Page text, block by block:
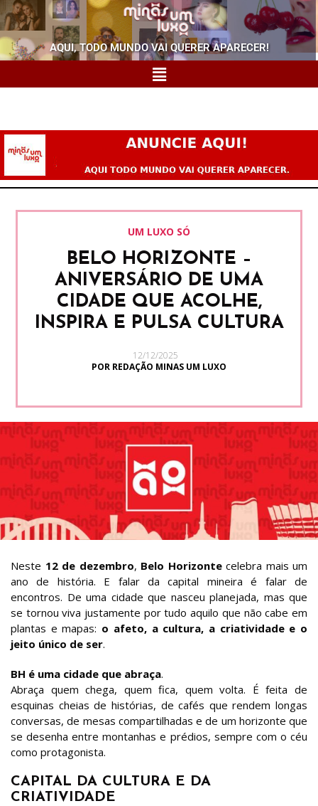
AQUI, TODO MUNDO VAI QUERER APARECER!
UM LUXO SÓ
BELO HORIZONTE –
ANIVERSÁRIO DE UMA
CIDADE QUE ACOLHE,
INSPIRA E PULSA CULTURA
12/12/2025
POR REDAÇÃO MINAS UM LUXO
Neste 12 de dezembro, Belo Horizontecelebra mais um
ano de história. E falar da capital mineira é falar de
encontros. De uma cidade que nasceu planejada, mas que
se tornou viva justamente por tudo aquilo que não cabe em
plantas e mapas: o afeto, a cultura, a criatividade e o
jeito único de ser.
BH é uma cidade que abraça.
Abraça quem chega, quem fica, quem volta. É feita de
esquinas cheias de histórias, de cafés que rendem longas
conversas, de mesas compartilhadas e de um horizonte que
se desenha entre montanhas e prédios, sempre com o céu
como protagonista.
CAPITAL DA CULTURA E DA
CRIATIVIDADE